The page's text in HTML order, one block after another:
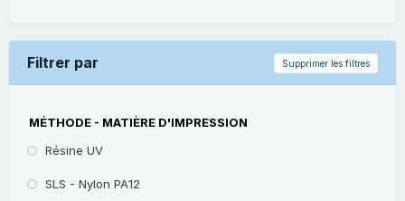
Supprimer les filtres
Filtrer par
MÉTHODE - MATIÈRE D'IMPRESSION
Résine UV
SLS - Nylon PA12